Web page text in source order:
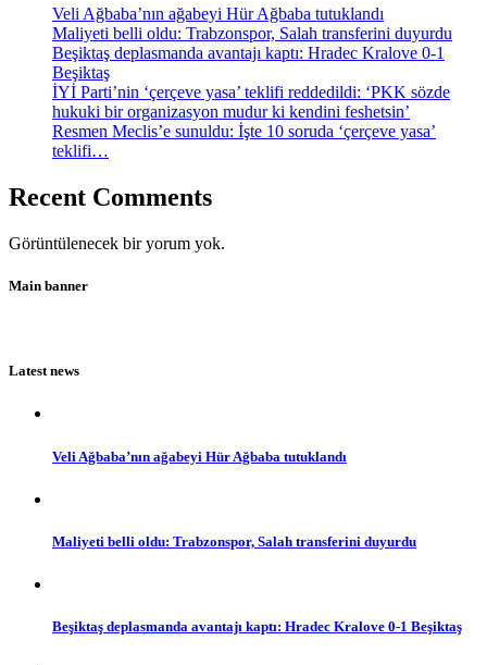
Veli Ağbaba’nın ağabeyi Hür Ağbaba tutuklandı
Maliyeti belli oldu: Trabzonspor, Salah transferini duyurdu
Beşiktaş deplasmanda avantajı kaptı: Hradec Kralove 0-1
Beşiktaş
İYİ Parti’nin ‘çerçeve yasa’ teklifi reddedildi: ‘PKK sözde
hukuki bir organizasyon mudur ki kendini feshetsin’
Resmen Meclis’e sunuldu: İşte 10 soruda ‘çerçeve yasa’
teklifi…
Recent Comments
Görüntülenecek bir yorum yok.
Main banner
Latest news
Veli Ağbaba’nın ağabeyi Hür Ağbaba tutuklandı
Maliyeti belli oldu: Trabzonspor, Salah transferini duyurdu
Beşiktaş deplasmanda avantajı kaptı: Hradec Kralove 0-1 Beşiktaş